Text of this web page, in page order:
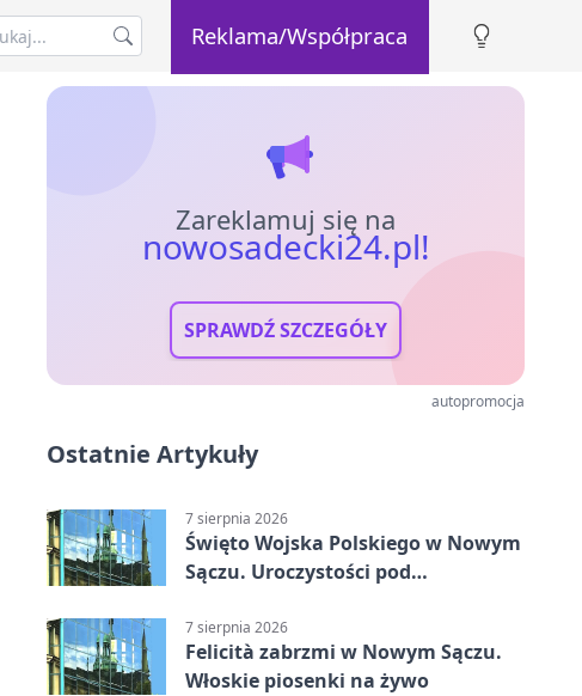
Reklama/Współpraca
Zareklamuj się na
nowosadecki24.pl!
SPRAWDŹ SZCZEGÓŁY
autopromocja
Ostatnie Artykuły
7 sierpnia 2026
Święto Wojska Polskiego w Nowym
Sączu. Uroczystości pod
7 sierpnia 2026
Felicità zabrzmi w Nowym Sączu.
Włoskie piosenki na żywo